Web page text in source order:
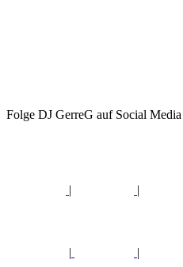
Folge DJ GerreG auf Social Media
| |
| |